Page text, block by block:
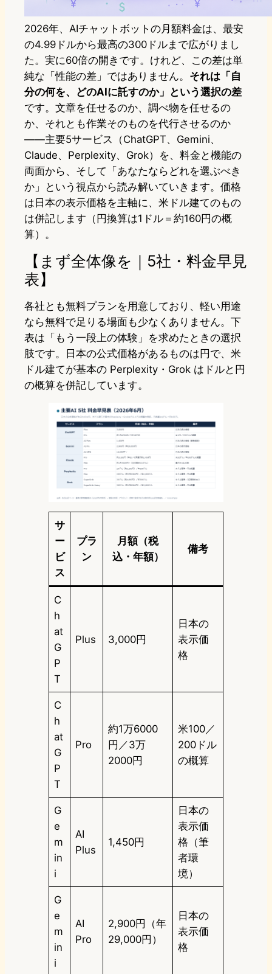
2026年、AIチャットボットの月額料金は、最安
の4.99ドルから最高の300ドルまで広がりまし
た。実に60倍の開きです。けれど、この差は単
純な「性能の差」ではありません。 それは「自
分の何を、どのAIに託すのか」という選択の差
です。文章を任せるのか、調べ物を任せるの
か、それとも作業そのものを代行させるのか
——主要5サービス（ChatGPT、Gemini、
Claude、Perplexity、Grok）を、料金と機能の
両面から、そして「あなたならどれを選ぶべき
か」という視点から読み解いていきます。価格
は日本の表示価格を主軸に、米ドル建てのもの
は併記します（円換算は1ドル＝約160円の概
算）。
【まず全体像を｜5社・料金早見
表】
各社とも無料プランを用意しており、軽い用途
なら無料で足りる場面も少なくありません。下
表は「もう一段上の体験」を求めたときの選択
肢です。日本の公式価格があるものは円で、米
ドル建てが基本の Perplexity・Grok はドルと円
の概算を併記しています。
サ
ー
ビ
ス
プラ
ン
月額（税
込・年額）
備考
C
h
at
G
P
T
Plus 3,000円
日本の
表示価
格
C
h
at
G
P
T
Pro
約1万6000
円／3万
2000円
米100／
200ドル
の概算
G
e
m
in
i
AI
Plus
1,450円
日本の
表示価
格（筆
者環
境）
G
e
m
in
i
AI
Pro
2,900円（年
29,000円）
日本の
表示価
格